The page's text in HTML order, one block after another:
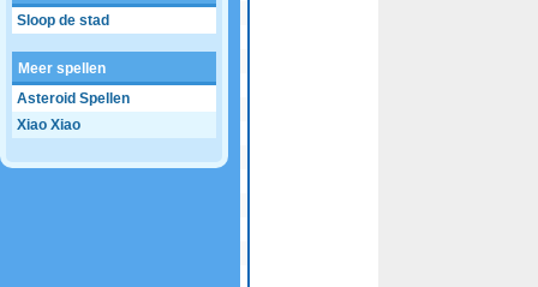
Sloop de stad
Meer spellen
Asteroid Spellen
Xiao Xiao